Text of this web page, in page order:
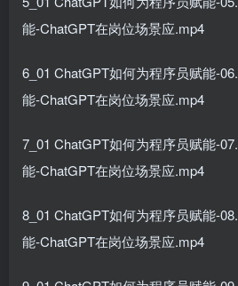
能-ChatGPT在岗位场景应.mp4
6_01 ChatGPT如何为程序员赋能-
能-ChatGPT在岗位场景应.mp4
7_01 ChatGPT如何为程序员赋能-
能-ChatGPT在岗位场景应.mp4
8_01 ChatGPT如何为程序员赋能-
能-ChatGPT在岗位场景应.mp4